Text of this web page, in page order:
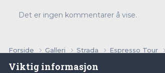
Det er ingen kommentarer å vise.
Forside Galleri Strada Espresso Tour
Viktig informasjon